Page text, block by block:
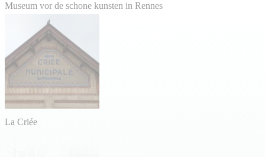
Museum vor de schone kunsten in Rennes
La Criée